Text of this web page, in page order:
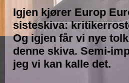
Igjen kjører Europ
sisteskiva:
Og igjen får vi nye
denne skiva. Semi-
jeg vi kan kalle det.